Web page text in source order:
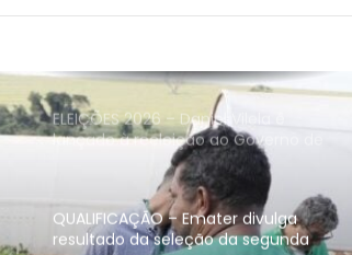
CONTROLE E TRANSPARÊNCIA –
compras públicas no Estado e nos
municípios
ELEIÇÕES 2026 – Daniel Vilela é
lançado à reeleição ao Governo de
Goiás com apoio de 12 partidos e
QUALIFICAÇÃO – Emater divulga
resultado da seleção da segunda